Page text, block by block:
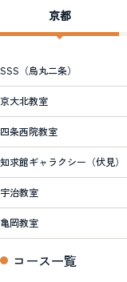
京都
SSS（烏丸二条）
京大北教室
四条西院教室
知求館ギャラクシー（伏見）
宇治教室
亀岡教室
コース一覧